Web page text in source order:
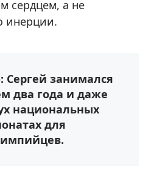
сердцем, а не
инерции.
Сергей занимался
два года и даже
национальных
для